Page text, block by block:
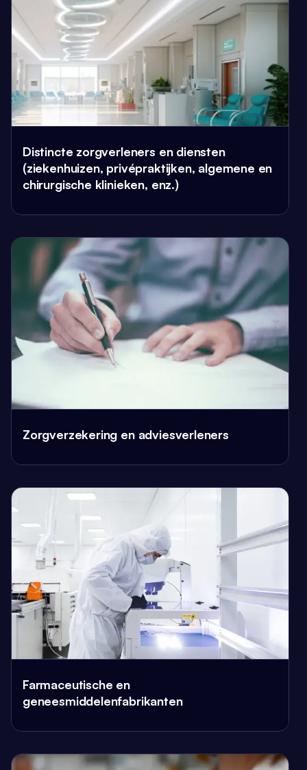
Distincte zorgverleners en diensten
(ziekenhuizen, privépraktijken, algemene en
chirurgische klinieken, enz.)
Zorgverzekering en adviesverleners
Farmaceutische en
geneesmiddelenfabrikanten